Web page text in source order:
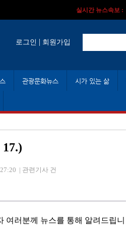
실시간 뉴스속보 :
로그인 | 회원가입
관광문화뉴스 시가 있는 삶
관련기사 건
여러분께 뉴스를 통해 알려드립니